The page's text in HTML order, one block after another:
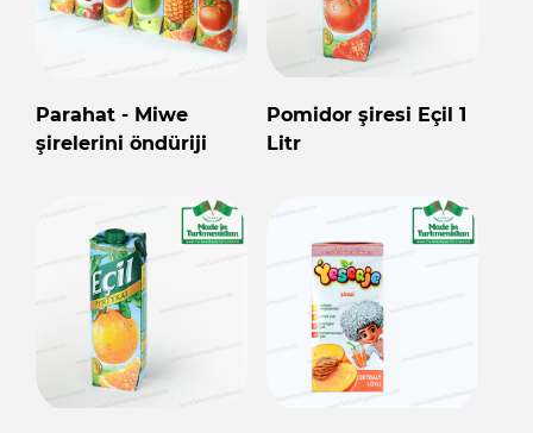
Parahat - Miwe
şirelerini öndüriji
Pomidor şiresi Eçil 1
Litr